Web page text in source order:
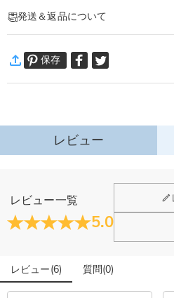
日常の持ち歩きと贈り物を格上げる、耐久
ダーメイド性を兼ね備えた逸品。カップル
ーンに最適です。
「大切な思い出を守る唯一無二の記念品」
す。高品質な金属製で、スリムなポリッシ
もぴったり。実用性と想いが融合したこの
愛・友情・忘れがたい瞬間を優しく思い出
発送＆返品について
通常配送: 5-9営業日
詳細はこちら
以内に返品＆交換できます。
詳細はこちら
保存
レビュー
レビュー一覧
5.0
レビュー(6) 質問(0)
ジュエリーについて
店頭や実店舗とかあります
店舗に費やす家賃や保険、人
営しております。
輝きと高い硬度を誇る最高級品
ジルコニアを使用しており、そ
こちらの商品を身に付ける